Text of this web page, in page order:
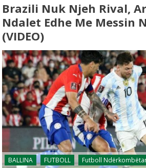
Brazili Nuk Njeh Rival,
Ndalet Edhe Me Messin
(VIDEO)
BALLINA FUTBOLL Futboll